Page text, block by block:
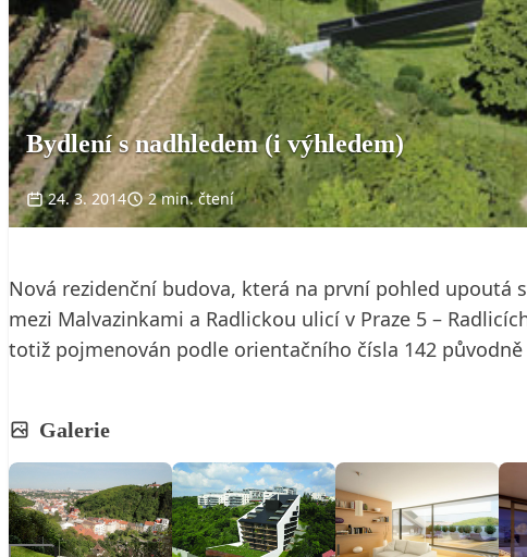
Bydlení s nadhledem (i výhledem)
24. 3. 2014 2 min. čtení
Nová rezidenční budova, která na první pohled upoutá
mezi Malvazinkami a Radlickou ulicí v Praze 5 –
totiž pojmenován podle orientačního čísla 142
Galerie